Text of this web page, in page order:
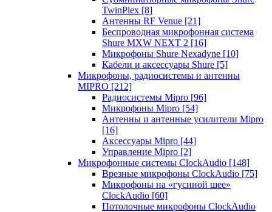
TwinPlex [8]
Антенны RF Venue [21]
Беспроводная микрофонная система
Shure MXW NEXT 2 [16]
Микрофоны Shure Nexadyne [10]
Кабели и аксессуары Shure [5]
Микрофоны, радиосистемы и антенны
MIPRO [212]
Радиосистемы Mipro [96]
Микрофоны Mipro [54]
Антенны и антенные усилители Mipro
[16]
Аксессуары Mipro [44]
Управление Mipro [2]
Микрофонные системы ClockAudio [148]
Врезные микрофоны ClockAudio [75]
Микрофоны на «гусиной шее»
ClockAudio [60]
Потолочные микрофоны ClockAudio